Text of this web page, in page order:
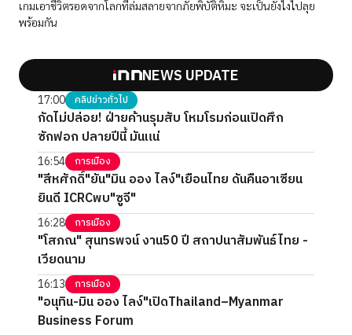
เกมเอาชีวิตรอดจากโลกที่ล่มสลายจากภัยพิบัติหิมะ จะเป็นยังไงไปลุย
พร้อมกัน
NEWS UPDATE
17:00 คลิปข่าวทั่วไป
กัดไม่ปล่อย! ฝ่ายค้านรุมสับ โหมโรมก่อนเปิดศึก
ซักฟอก ปลายปีนี้ มันแน่
16:54 การเมือง
"สีหศักดิ์"ยัน"มิน ออง ไลง์"เยือนไทย ดันคืนอาเซียน
ยินดี ICRCพบ"ซูจี"
16:28 การเมือง
"โสภณ" สุนทรพจน์ งาน50 ปี สถาปนาสัมพันธ์ไทย -
เวียดนาม
16:13 การเมือง
"อนุทิน-มิน ออง ไลง์"เปิดThailand–Myanmar
Business Forum